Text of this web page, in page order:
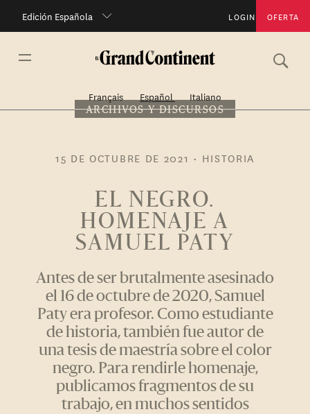
Edición Española LOGIN OFERTA
Français Español Italiano
ARCHIVOS Y DISCURSOS
15 DE OCTUBRE DE 2021 • HISTORIA
EL NEGRO.
HOMENAJE A
SAMUEL PATY
Antes de ser brutalmente asesinado
el 16 de octubre de 2020, Samuel
Paty era profesor. Como estudiante
de historia, también fue autor de
una tesis de maestría sobre el color
negro. Para rendirle homenaje,
publicamos fragmentos de su
trabajo, en muchos sentidos